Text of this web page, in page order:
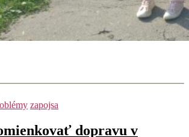
zapojsa
dopravu v